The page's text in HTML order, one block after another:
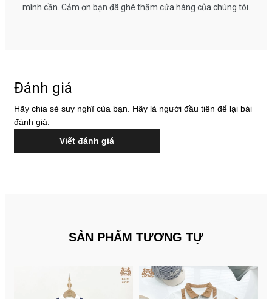
mình cần. Cảm ơn bạn đã ghé thăm cửa hàng của chúng tôi.
Đánh giá
Hãy chia sẻ suy nghĩ của bạn. Hãy là người đầu tiên để lại bài
đánh giá.
Viết đánh giá
SẢN PHẨM TƯƠNG TỰ